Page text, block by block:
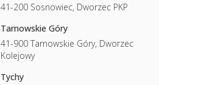
41-200 Sosnowiec, Dworzec PKP
Tarnowskie Góry
41-900 Tarnowskie Góry, Dworzec
Kolejowy
Tychy